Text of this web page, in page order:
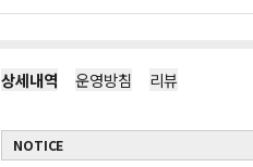
상세내역 운영방침 리뷰
NOTICE